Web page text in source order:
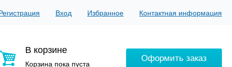
Вход Избранное Контактная информация
В корзине
Корзина пока пуста
Оформить заказ